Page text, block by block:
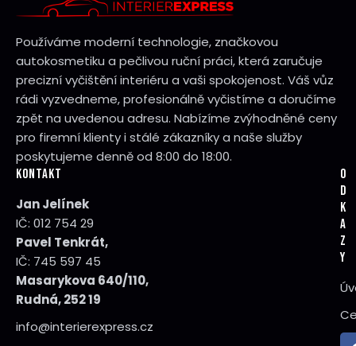
Používáme moderní technologie, značkovou
autokosmetiku a pečlivou ruční práci, která zaručuje
precizní vyčištění interiéru a vaši spokojenost. Váš vůz
rádi vyzvedneme, profesionálně vyčistíme a doručíme
zpět na uvedenou adresu. Nabízíme zvýhodněné ceny
pro firemní klienty i stálé zákazníky a naše služby
poskytujeme denně od 8:00 do 18:00.
KONTAKT
Jan Jelínek
IČ: 012 754 29
Pavel Tenkrát,
IČ: 745 597 45
Masarykova 640/110,
Rudná, 252 19
info@interierexpress.cz
O
D
K
A
Z
Y